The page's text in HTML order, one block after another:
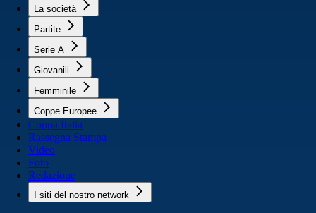
La società
Partite
Serie A
Giovanili
Femminile
Coppe Europee
Coppa Italia
Rassegna Stampa
Video
Foto
Redazione
I siti del nostro network